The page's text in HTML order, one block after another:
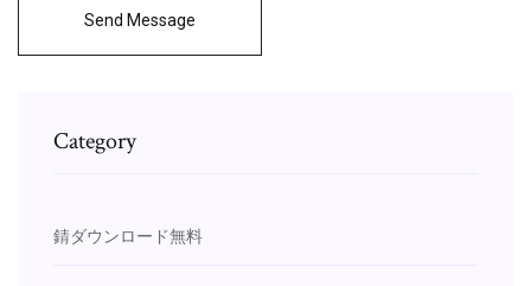
Send Message
Category
錆ダウンロード無料